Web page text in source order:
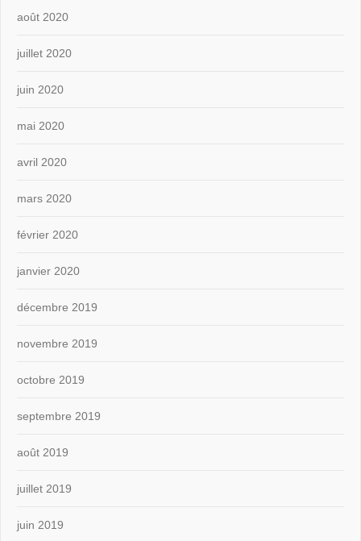
août 2020
juillet 2020
juin 2020
mai 2020
avril 2020
mars 2020
février 2020
janvier 2020
décembre 2019
novembre 2019
octobre 2019
septembre 2019
août 2019
juillet 2019
juin 2019